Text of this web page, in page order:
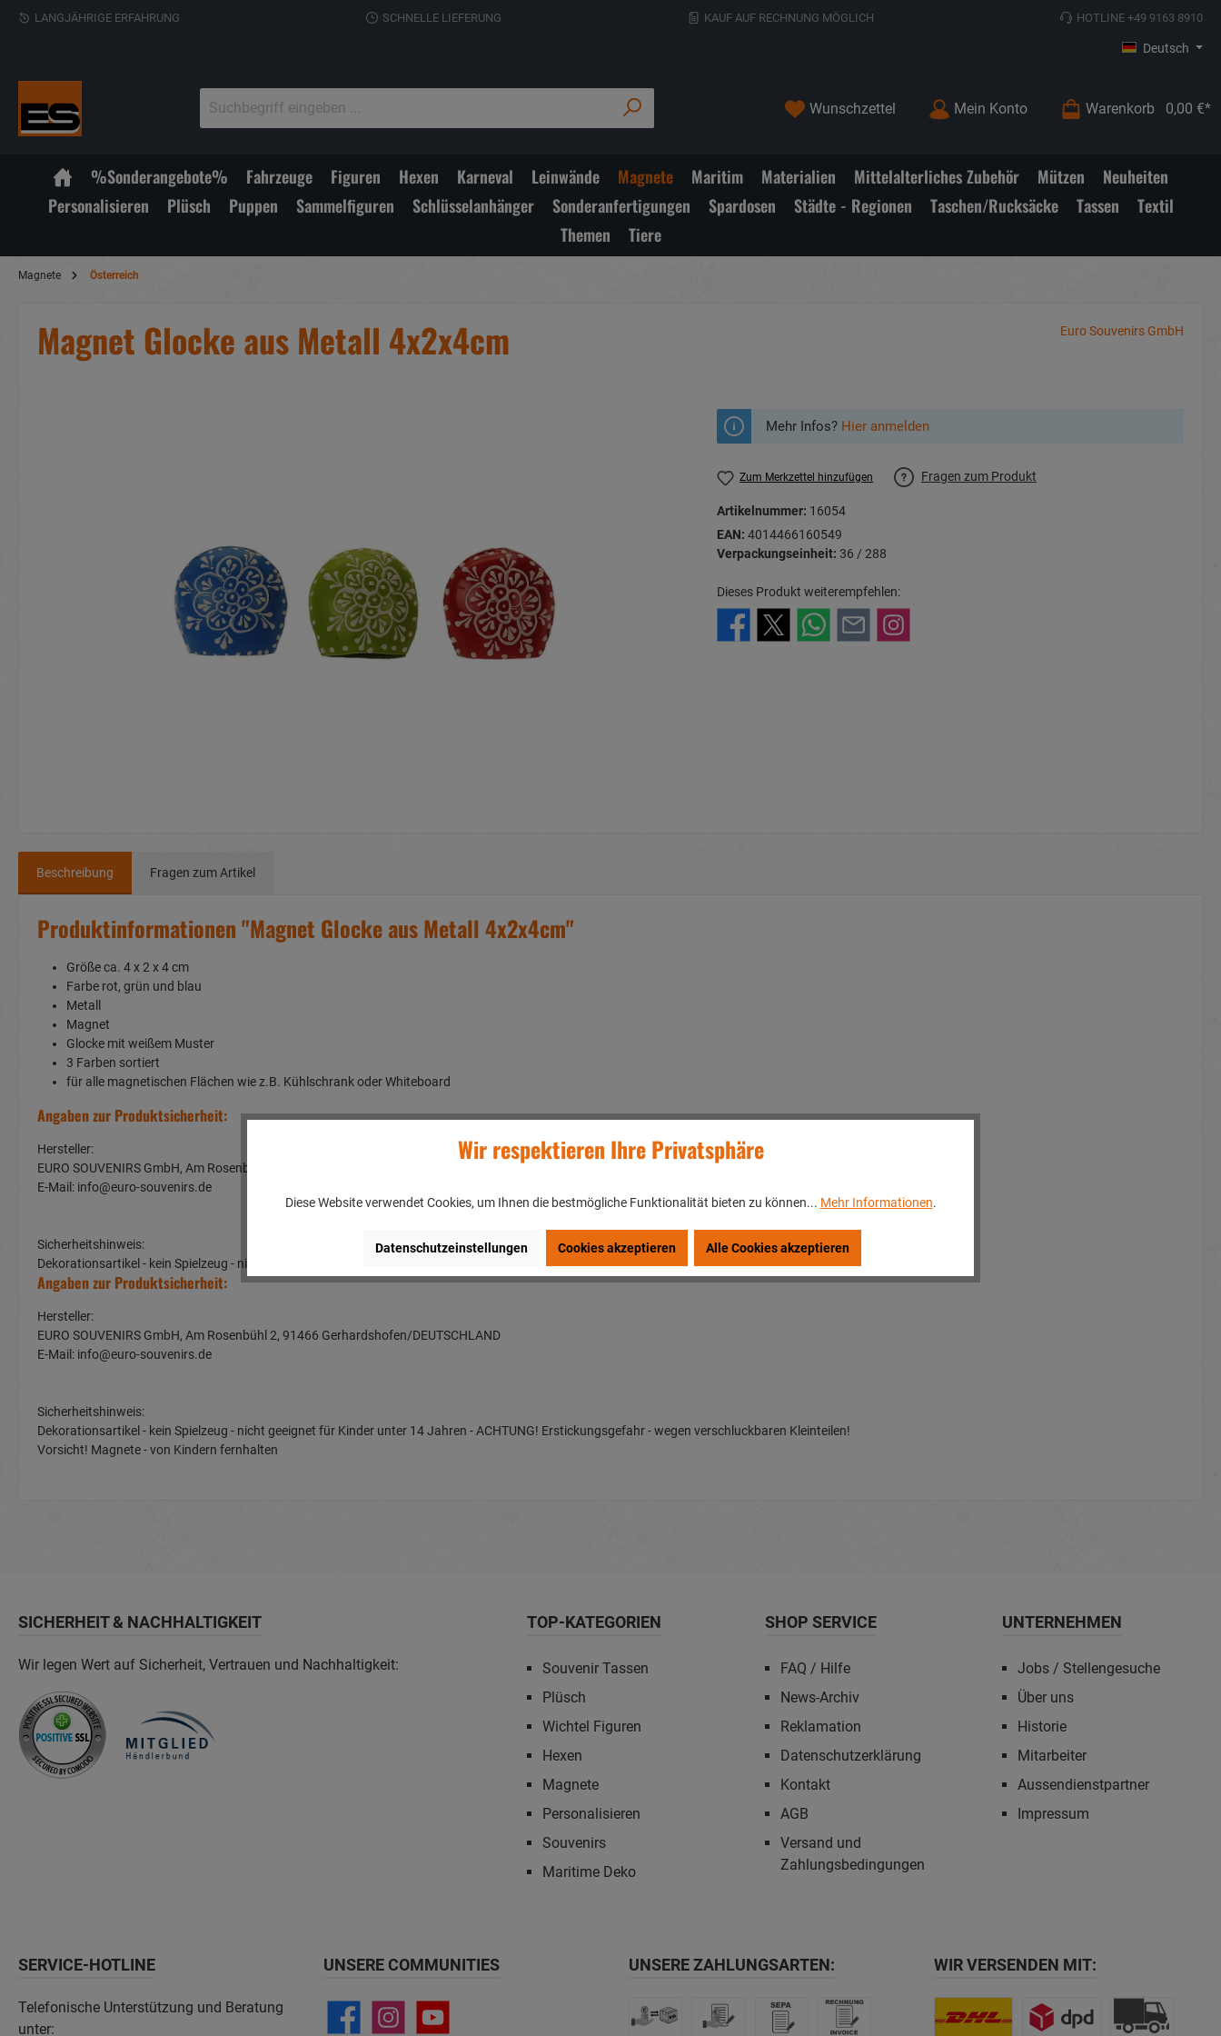
LANGJÄHRIGE ERFAHRUNG SCHNELLE LIEFERUNG KAUF AUF RECHNUNG MÖGLICH HOTLINE +49 9163 8910
Deutsch
Wunschzettel Mein Konto Warenkorb 0,00 €*
%Sonderangebote% Fahrzeuge Figuren Hexen Karneval Leinwände Magnete Maritim Materialien Mittelalterliches Zubehör Mützen
Neuheiten
Personalisieren
Plüsch Puppen Sammelfiguren Schlüsselanhänger Sonderanfertigungen Spardosen Städte - Regionen Taschen/Rucksäcke Tassen
Textil
Themen
Tiere
Magnete Österreich
Magnet Glocke aus Metall 4x2x4cm Euro Souvenirs GmbH
Mehr Infos? Hier anmelden
Zum Merkzettel hinzufügen Fragen zum Produkt
Artikelnummer: 16054
EAN: 4014466160549
Verpackungseinheit: 36 / 288
Dieses Produkt weiterempfehlen:
Beschreibung Fragen zum Artikel
Produktinformationen "Magnet Glocke aus Metall 4x2x4cm"
Größe ca. 4 x 2 x 4 cm
Farbe rot, grün und blau
Metall
Magnet
Glocke mit weißem Muster
3 Farben sortiert
für alle magnetischen Flächen wie z.B. Kühlschrank oder Whiteboard
Angaben zur Produktsicherheit:
Hersteller:
EURO SOUVENIRS GmbH, Am Rosenbühl 2, 91466 Gerhardshofen/DEUTSCHLAND
E-Mail: info@euro-souvenirs.de
Sicherheitshinweis:
Dekorationsartikel - kein Spielzeug - nicht geeignet für Kinder unter 14 Jahren - ACHTUNG! Erstickungsgefahr - wegen verschluckbaren Kleinteilen!
Angaben zur Produktsicherheit:
Hersteller:
EURO SOUVENIRS GmbH, Am Rosenbühl 2, 91466 Gerhardshofen/DEUTSCHLAND
E-Mail: info@euro-souvenirs.de
Sicherheitshinweis:
Dekorationsartikel - kein Spielzeug - nicht geeignet für Kinder unter 14 Jahren - ACHTUNG! Erstickungsgefahr - wegen verschluckbaren Kleinteilen!
Vorsicht! Magnete - von Kindern fernhalten
SICHERHEIT & NACHHALTIGKEIT
Wir legen Wert auf Sicherheit, Vertrauen und Nachhaltigkeit:
TOP-KATEGORIEN
Souvenir Tassen
Plüsch
Wichtel Figuren
Hexen
Magnete
Personalisieren
Souvenirs
Maritime Deko
SHOP SERVICE
FAQ / Hilfe
News-Archiv
Reklamation
Datenschutzerklärung
Kontakt
AGB
Versand und
Zahlungsbedingungen
UNTERNEHMEN
Jobs / Stellengesuche
Über uns
Historie
Mitarbeiter
Aussendienstpartner
Impressum
SERVICE-HOTLINE
Telefonische Unterstützung und Beratung
unter:
UNSERE COMMUNITIES UNSERE ZAHLUNGSARTEN: WIR VERSENDEN MIT:
Wir respektieren Ihre Privatsphäre
Diese Website verwendet Cookies, um Ihnen die bestmögliche Funktionalität bieten zu können... Mehr Informationen.
Datenschutzeinstellungen Cookies akzeptieren Alle Cookies akzeptieren